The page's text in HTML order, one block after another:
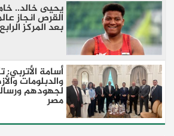
يحيى خالد..
القرص انجاز
بعد المركز
أسامة الأتربي:
والدبلومات
لجهودهم
مصر